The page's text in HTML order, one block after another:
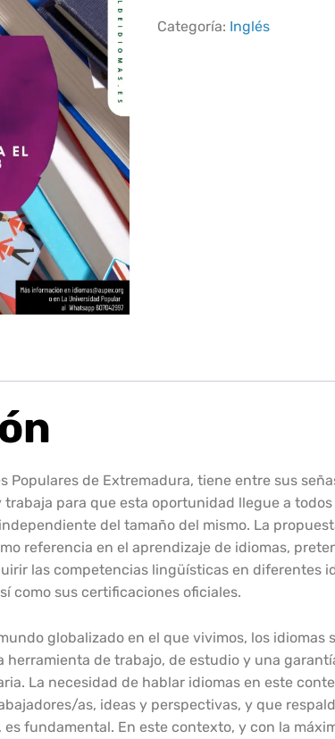
Categoría: Inglés
Populares de Extremadura, tiene entre sus
trabaja para que esta oportunidad llegue a
del tamaño del mismo. La
referencia en el aprendizaje de idiomas,
las competencias lingüísticas en diferentes
como sus certificaciones oficiales.
globalizado en el que vivimos, los idiomas
de trabajo, de estudio y una
La necesidad de hablar idiomas en este
as, ideas y perspectivas, y que
fundamental. En este contexto, y con la